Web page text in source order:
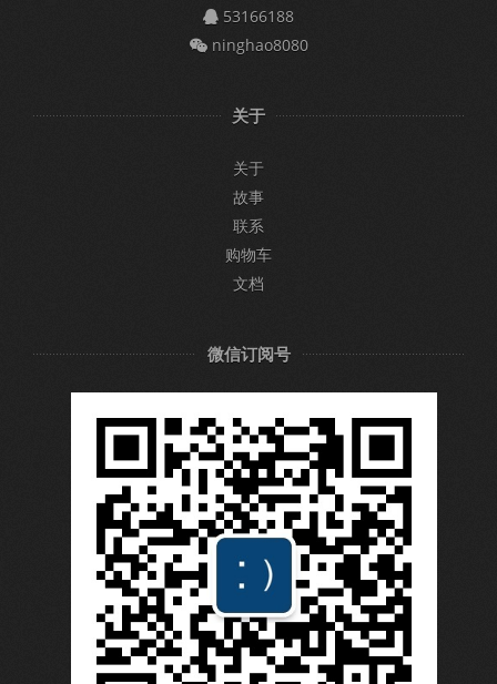
53166188
ninghao8080
关于
关于
故事
联系
购物车
文档
微信订阅号